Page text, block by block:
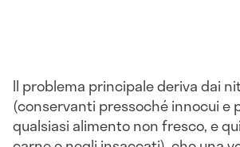
Il problema principale deriva dai
(conservanti pressoché innocui e
qualsiasi alimento non fresco, e